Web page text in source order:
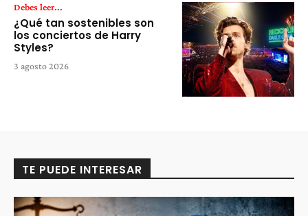
Debes leer...
¿Qué tan sostenibles son
los conciertos de Harry
Styles?
3 agosto 2026
TE PUEDE INTERESAR